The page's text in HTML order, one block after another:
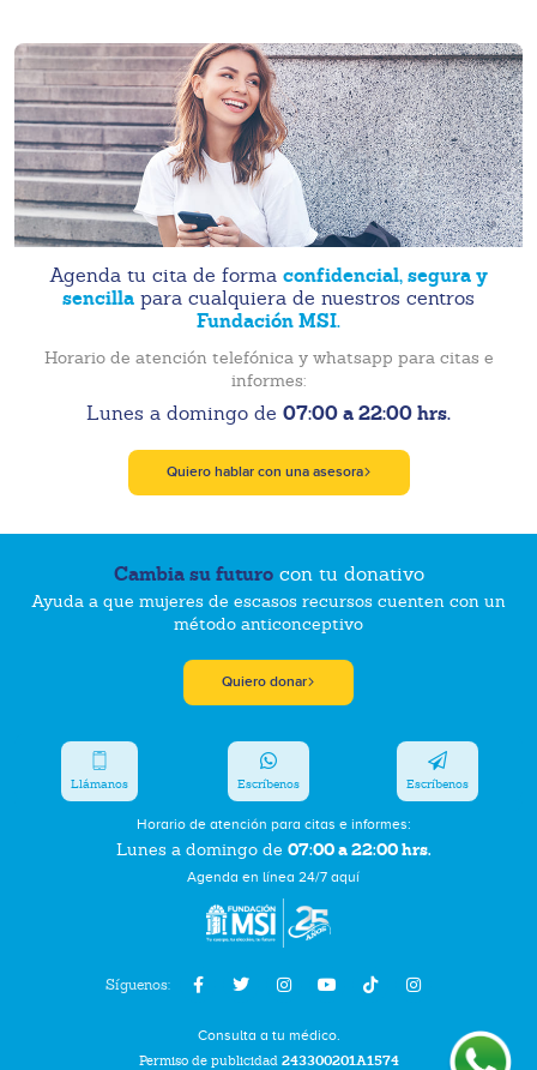
Agenda tu cita de forma confidencial, segura y
sencilla para cualquiera de nuestros centros
Fundación MSI.
Horario de atención telefónica y whatsapp para citas e
informes:
Lunes a domingo de 07:00 a 22:00 hrs.
Quiero hablar con una asesora
Cambia su futurocon tu donativo
Ayuda a que mujeres de escasos recursos cuenten con un
método anticonceptivo
Quiero donar
Síguenos:
Horario de atención para citas e informes:
Lunes a domingo de 07:00 a 22:00 hrs.
Agenda en línea 24/7 aquí
Llámanos Escríbenos Escríbenos
Consulta a tu médico.
Permiso de publicidad 243300201A1574